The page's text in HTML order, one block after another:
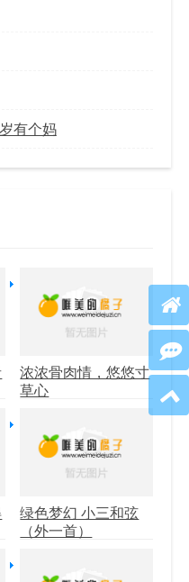
有个妈
浓浓骨肉情，悠悠寸
草心
绿色梦幻 小三和弦
（外一首）